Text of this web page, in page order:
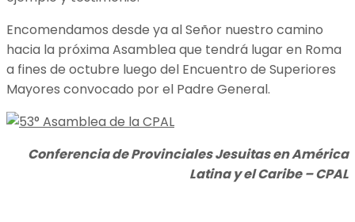
Encomendamos desde ya al Señor nuestro camino
hacia la próxima Asamblea que tendrá lugar en Roma
a fines de octubre luego del Encuentro de Superiores
Mayores convocado por el Padre General.
Conferencia de Provinciales Jesuitas en América
Latina y el Caribe – CPAL